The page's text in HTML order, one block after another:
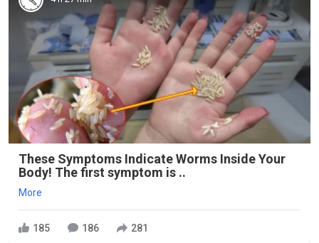
These Symptoms Indicate Worms Inside Your
Body! The first symptom is ..
More
185 186 281